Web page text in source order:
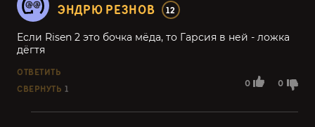
ЭНДРЮ РЕЗНОВ 12
0 0
Если Risen 2 это бочка мёда, то Гарсия в ней - ложка
дёгтя
ОТВЕТИТЬ
СВЕРНУТЬ 1